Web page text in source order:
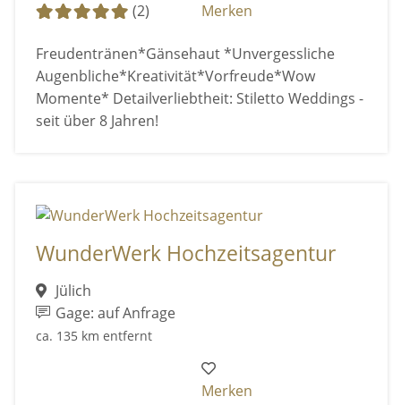
(2)
Merken
Freudentränen*Gänsehaut *Unvergessliche
Augenbliche*Kreativität*Vorfreude*Wow
Momente* Detailverliebtheit: Stiletto Weddings -
seit über 8 Jahren!
WunderWerk Hochzeitsagentur
Jülich
Gage: auf Anfrage
ca. 135 km entfernt
Merken